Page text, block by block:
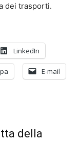
dei trasporti.
LinkedIn
E-mail
della